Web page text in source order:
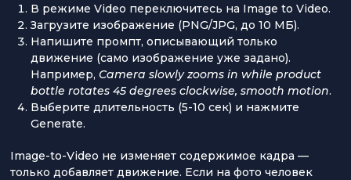
В режиме Video переключитесь на Image to Video.
Загрузите изображение (PNG/JPG, до 10 МБ).
Напишите промпт, описывающий только
движение (само изображение уже задано).
Например,Camera slowly zooms in while product
bottle rotates 45 degrees clockwise, smooth motion.
Выберите длительность (5-10 сек) и нажмите
Generate.
Image-to-Video не изменяет содержимое кадра —
только добавляет движение. Если на фото человек